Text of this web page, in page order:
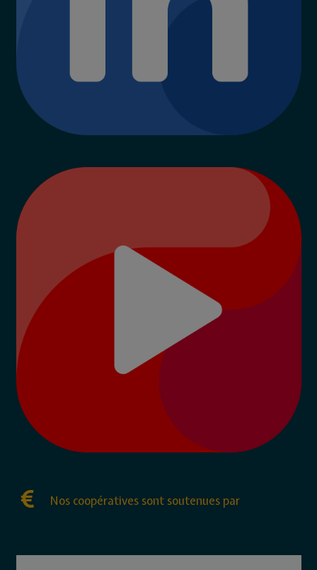
Nos coopératives sont soutenues par